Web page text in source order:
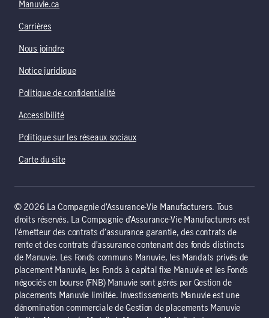
Manuvie.ca
Carrières
Nous joindre
Notice juridique
Politique de confidentialité
Accessibilité
Politique sur les réseaux sociaux
Carte du site
© 2026 La Compagnie d’Assurance-Vie Manufacturers. Tous
droits réservés. La Compagnie d’Assurance-Vie Manufacturers est
l’émetteur des contrats d’assurance garantie, des contrats de
rente et des contrats d’assurance contenant des fonds distincts
de Manuvie. Les Fonds communs Manuvie, les Mandats privés de
placement Manuvie, les Fonds à capital fixe Manuvie et les Fonds
négociés en bourse (FNB) Manuvie sont gérés par Gestion de
placements Manuvie limitée. Investissements Manuvie est une
dénomination commerciale de Gestion de placements Manuvie